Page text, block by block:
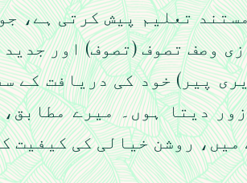
تعلیم پیش کرتی ہے،
وصف تصوف (تصوف) اور
پیر) خود کی دریافت کے
دیتا ہوں۔ میرے
میں، روشن خیالی کی کیفیت